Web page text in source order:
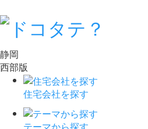
静岡
西部版
住宅会社を探す